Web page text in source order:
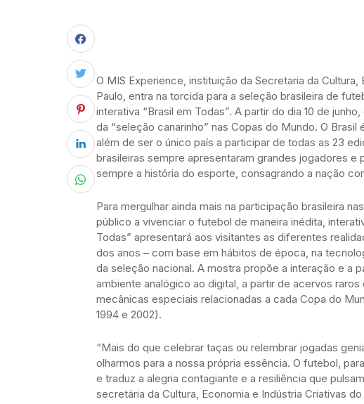
O MIS Experience, instituição da Secretaria da
Paulo, entra na torcida para a seleção brasileira de
interativa “Brasil em Todas”. A partir do dia 10 de
da “seleção canarinho” nas Copas do Mundo. O
além de ser o único país a participar de todas as 23
brasileiras sempre apresentaram grandes jogadores e
sempre a história do esporte, consagrando a nação
Para mergulhar ainda mais na participação brasileira
público a vivenciar o futebol de maneira inédita,
Todas” apresentará aos visitantes as diferentes
dos anos – com base em hábitos de época, na
da seleção nacional. A mostra propõe a interação e a
ambiente analógico ao digital, a partir de acervos
mecânicas especiais relacionadas a cada Copa do
1994 e 2002).
“Mais do que celebrar taças ou relembrar jogadas
olharmos para a nossa própria essência. O futebol,
e traduz a alegria contagiante e a resiliência que
secretária da Cultura, Economia e Indústria Criativas